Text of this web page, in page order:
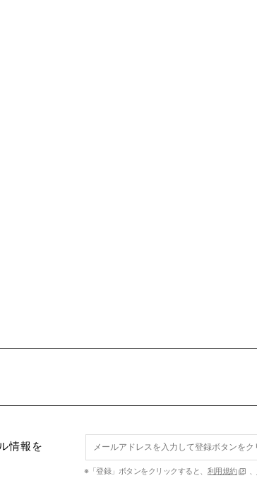
情報を
※「登録」ボタンをクリックすると、 利用規約 、